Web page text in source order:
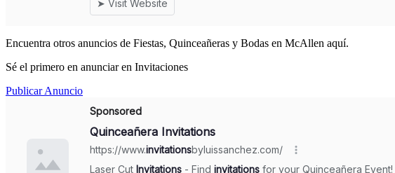
Encuentra otros anuncios de Fiestas, Quinceañeras y Bodas en McAllen aquí.
Sé el primero en anunciar en Invitaciones
Publicar Anuncio